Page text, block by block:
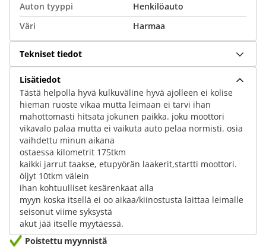
Auton tyyppi
Henkilöauto
Väri
Harmaa
Tekniset tiedot
Lisätiedot
Tästä helpolla hyvä kulkuväline hyvä ajolleen ei kolise
hieman ruoste vikaa mutta leimaan ei tarvi ihan
mahottomasti hitsata jokunen paikka. joku moottori
vikavalo palaa mutta ei vaikuta auto pelaa normisti. osia
vaihdettu minun aikana
ostaessa kilometrit 175tkm
kaikki jarrut taakse, etupyörän laakerit,startti moottori.
öljyt 10tkm välein
ihan kohtuulliset kesärenkaat alla
myyn koska itsellä ei oo aikaa/kiinostusta laittaa leimalle
seisonut viime syksystä
akut jää itselle myytäessä.
Poistettu myynnistä